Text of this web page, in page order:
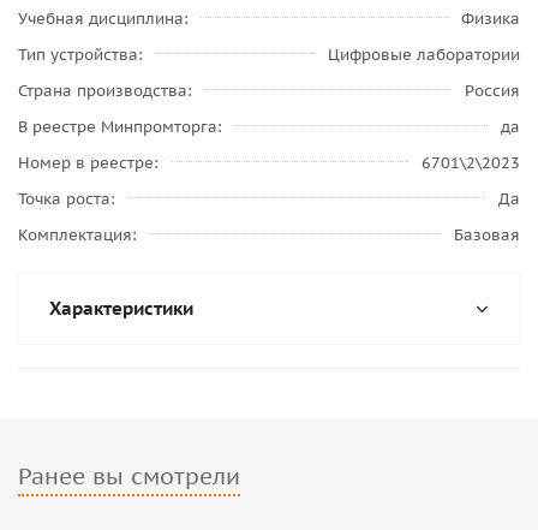
Учебная дисциплина
Физика
Тип устройства
Цифровые лаборатории
Страна производства
Россия
В реестре Минпромторга
да
Номер в реестре
6701\2\2023
Точка роста
Да
Комплектация
Базовая
Характеристики
Ранее вы смотрели